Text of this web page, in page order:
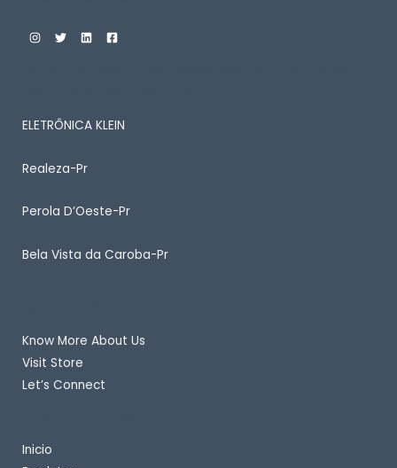
ELETRÔNICA KLEIN
Realeza-Pr
Perola D’Oeste-Pr
Bela Vista da Caroba-Pr
Know More About Us
Visit Store
Let’s Connect
Inicio